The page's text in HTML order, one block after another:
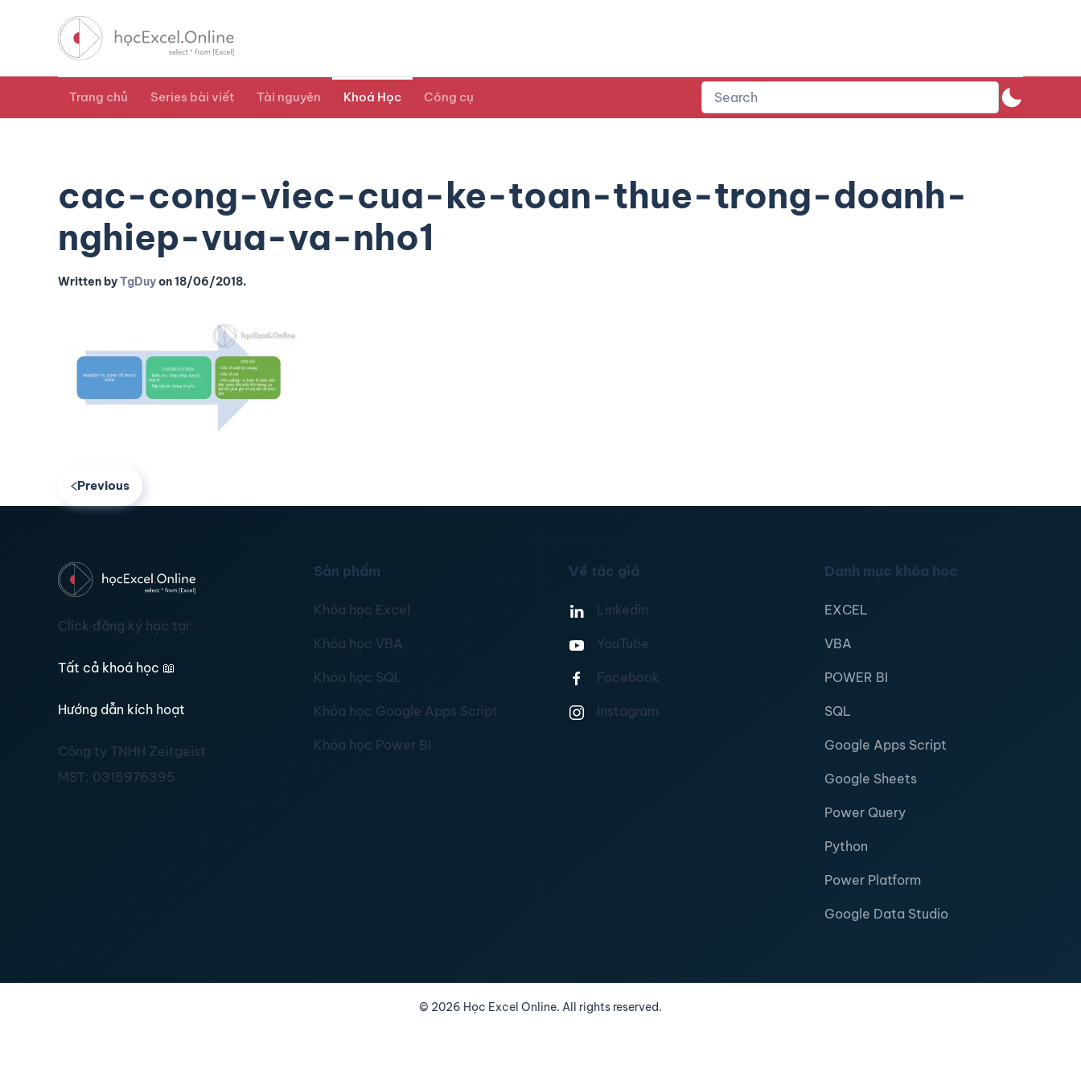
Trang chủ Series bài viết Tài nguyên Khoá Học Công cụ
cac-cong-viec-cua-ke-toan-thue-trong-doanh-
nghiep-vua-va-nho1
Written byTgDuyon18/06/2018.
Previous
Click đăng ký học tại:
Tất cả khoá học 📖
Hướng dẫn kích hoạt
Công ty TNHH Zeitgeist
MST: 0315976395
Sản phẩm
Khóa học Excel
Khóa học VBA
Khóa học SQL
Khóa học Google Apps Script
Khóa học Power BI
Về tác giả
Linkedin
YouTube
Facebook
Instagram
Danh mục khóa học
EXCEL
VBA
POWER BI
SQL
Google Apps Script
Google Sheets
Power Query
Python
Power Platform
Google Data Studio
© 2026 Học Excel Online. All rights reserved.